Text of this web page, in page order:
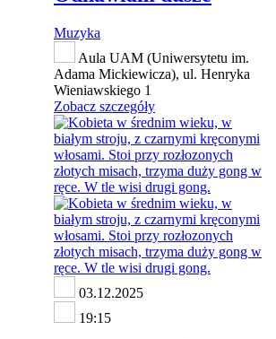
Muzyka
Aula UAM (Uniwersytetu im.
Adama Mickiewicza), ul. Henryka
Wieniawskiego 1
Zobacz szczegóły
03.12.2025
19:15